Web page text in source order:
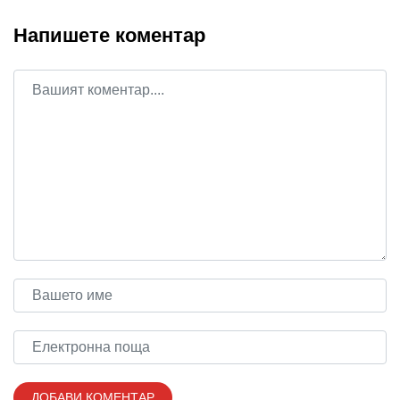
Напишете коментар